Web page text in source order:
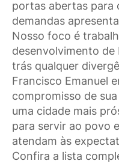
portas abertas para
demandas
Nosso foco é
desenvolvimento de
trás qualquer
Francisco Emanuel
compromisso de
uma cidade mais
para servir ao povo
atendam às
Confira a lista